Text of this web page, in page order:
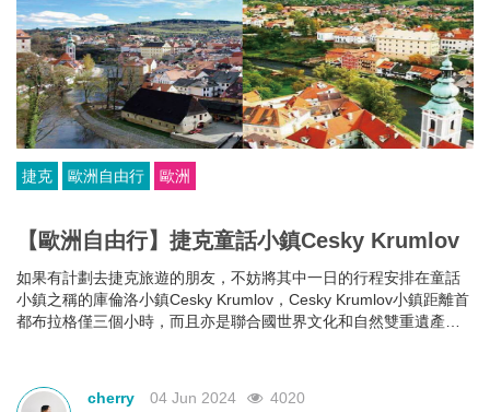
捷克 歐洲自由行 歐洲
【歐洲自由行】捷克童話小鎮Cesky Krumlov
如果有計劃去捷克旅遊的朋友，不妨將其中一日的行程安排在童話
小鎮之稱的庫倫洛小鎮Cesky Krumlov，Cesky Krumlov小鎮距離首
都布拉格僅三個小時，而且亦是聯合國世界文化和自然雙重遺產，
cherry
04 Jun 2024 4020